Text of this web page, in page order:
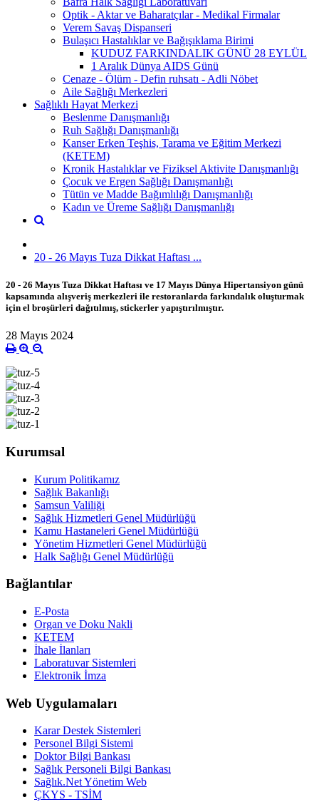
Optik - Aktar ve Baharatçılar - Medikal Firmalar
Verem Savaş Dispanseri
Bulaşıcı Hastalıklar ve Bağışıklama Birimi
KUDUZ FARKINDALIK GÜNÜ 28 EYLÜL
1 Aralık Dünya AIDS Günü
Cenaze - Ölüm - Defin ruhsatı - Adli Nöbet
Aile Sağlığı Merkezleri
Sağlıklı Hayat Merkezi
Beslenme Danışmanlığı
Ruh Sağlığı Danışmanlığı
Kanser Erken Teşhis, Tarama ve Eğitim Merkezi
(KETEM)
Kronik Hastalıklar ve Fiziksel Aktivite Danışmanlığı
Çocuk ve Ergen Sağlığı Danışmanlığı
Tütün ve Madde Bağımlılığı Danışmanlığı
Kadın ve Üreme Sağlığı Danışmanlığı
20 - 26 Mayıs Tuza Dikkat Haftası ...
20 - 26 Mayıs Tuza Dikkat Haftası ve 17 Mayıs Dünya Hipertansiyon günü
kapsamında alışveriş merkezleri ile restoranlarda farkındalık oluşturmak
için el broşürleri dağıtılmış, stickerler yapıştırılmıştır.
28 Mayıs 2024
Kurumsal
Kurum Politikamız
Sağlık Bakanlığı
Samsun Valiliği
Sağlık Hizmetleri Genel Müdürlüğü
Kamu Hastaneleri Genel Müdürlüğü
Yönetim Hizmetleri Genel Müdürlüğü
Halk Sağlığı Genel Müdürlüğü
Bağlantılar
E-Posta
Organ ve Doku Nakli
KETEM
İhale İlanları
Laboratuvar Sistemleri
Elektronik İmza
Web Uygulamaları
Karar Destek Sistemleri
Personel Bilgi Sistemi
Doktor Bilgi Bankası
Sağlık Personeli Bilgi Bankası
Sağlık.Net Yönetim Web
ÇKYS - TSİM